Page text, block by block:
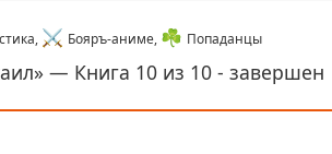
⚔️ Бояръ-аниме, ☘️ Попаданцы
— Книга 10 из 10 - завершен